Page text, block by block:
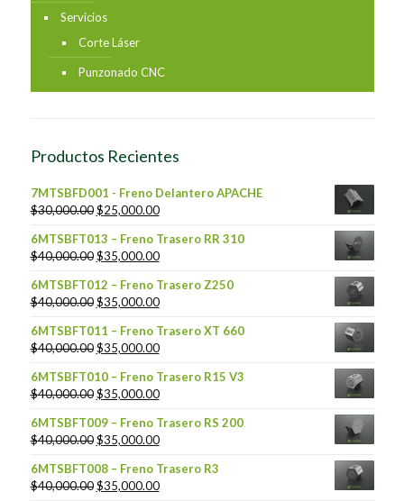
Servicios
Corte Láser
Punzonado CNC
Productos Recientes
7MTSBFD001 - Freno Delantero APACHE
$30,000.00 $25,000.00
6MTSBFT013 – Freno Trasero RR 310
$40,000.00 $35,000.00
6MTSBFT012 – Freno Trasero Z250
$40,000.00 $35,000.00
6MTSBFT011 – Freno Trasero XT 660
$40,000.00 $35,000.00
6MTSBFT010 – Freno Trasero R15 V3
$40,000.00 $35,000.00
6MTSBFT009 – Freno Trasero RS 200
$40,000.00 $35,000.00
6MTSBFT008 – Freno Trasero R3
$40,000.00 $35,000.00